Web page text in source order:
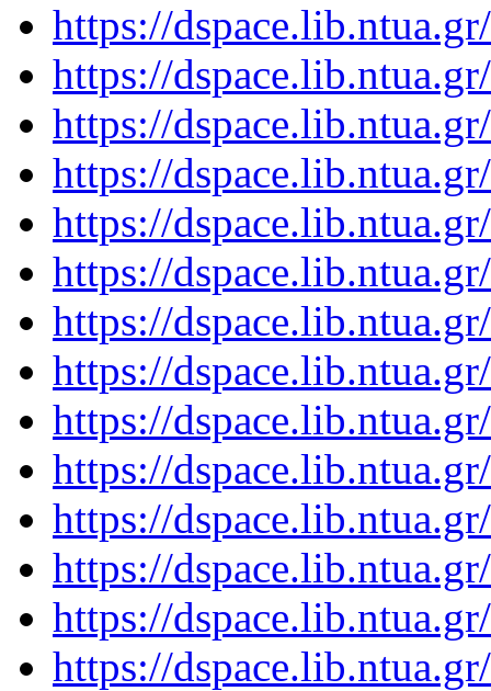
https://
https://
https://
https://
https://
https://
https://
https://
https://
https://
https://
https://
https://
https://